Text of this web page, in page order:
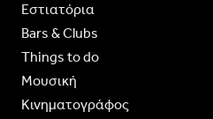
Εστιατόρια
Bars & Clubs
Things to do
Moυσική
Κινηματογράφος